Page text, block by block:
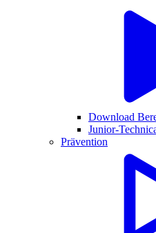
Download
Junior-
Prävention